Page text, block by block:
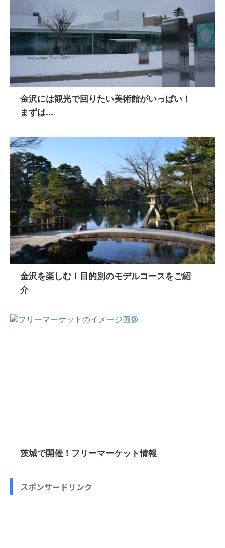
金沢には観光で回りたい美術館がいっぱい！
まずは...
金沢を楽しむ！目的別のモデルコースをご紹
介
茨城で開催！フリーマーケット情報
スポンサードリンク